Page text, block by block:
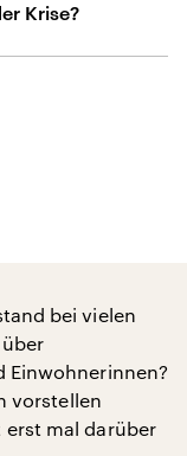
Krise?
bei vielen
Einwohnerinnen?
vorstellen
mal darüber